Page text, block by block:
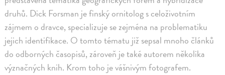
druhů. Dick Forsman je finský ornitolog s celoživotním
zájmem o dravce, specializuje se zejména na problematiku
jejich identifikace. O tomto tématu již sepsal mnoho článků
do odborných časopisů, zároveň je také autorem několika
význačných knih. Krom toho je vášnivým fotografem.